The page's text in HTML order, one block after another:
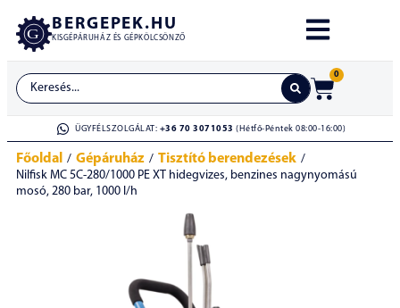
BERGEPEK.HU
KISGÉPÁRUHÁZ ÉS GÉPKÖLCSÖNZŐ
0
ÜGYFÉLSZOLGÁLAT: +36 70 3071053 (Hétfő-Péntek 08:00-16:00)
Főoldal / Gépáruház / Tisztító berendezések /
Nilfisk MC 5C-280/1000 PE XT hidegvizes, benzines nagynyomású
mosó, 280 bar, 1000 l/h